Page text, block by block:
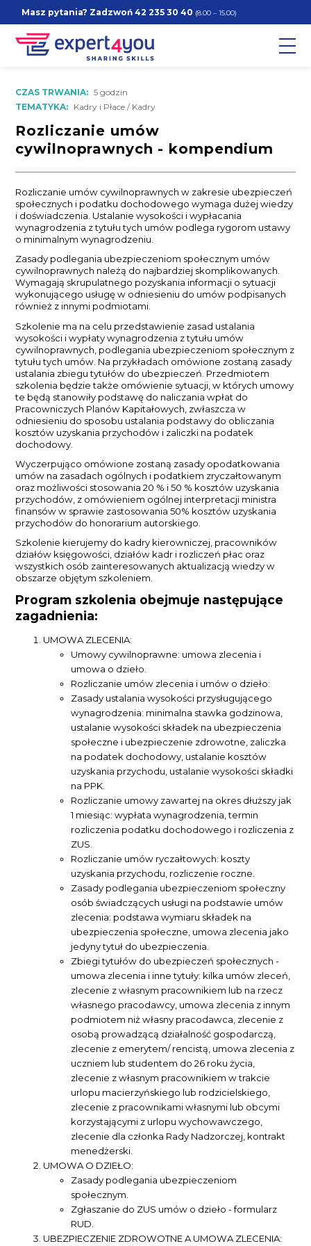
Masz pytania? Zadzwoń42 235 30 40 (8.00 – 15.00)
CZAS TRWANIA: 5 godzin
TEMATYKA: Kadry i Płace / Kadry
Rozliczanie umów
cywilnoprawnych - kompendium
Rozliczanie umów cywilnoprawnych w zakresie ubezpieczeń
społecznych i podatku dochodowego wymaga dużej wiedzy
i doświadczenia. Ustalanie wysokości i wypłacania
wynagrodzenia z tytułu tych umów podlega rygorom ustawy
o minimalnym wynagrodzeniu.
Zasady podlegania ubezpieczeniom społecznym umów
cywilnoprawnych należą do najbardziej skomplikowanych.
Wymagają skrupulatnego pozyskania informacji o sytuacji
wykonującego usługę w odniesieniu do umów podpisanych
również z innymi podmiotami.
Szkolenie ma na celu przedstawienie zasad ustalania
wysokości i wypłaty wynagrodzenia z tytułu umów
cywilnoprawnych, podlegania ubezpieczeniom społecznym z
tytułu tych umów. Na przykładach omówione zostaną zasady
ustalania zbiegu tytułów do ubezpieczeń. Przedmiotem
szkolenia będzie także omówienie sytuacji, w których umowy
te będą stanowiły podstawę do naliczania wpłat do
Pracowniczych Planów Kapitałowych, zwłaszcza w
odniesieniu do sposobu ustalania podstawy do obliczania
kosztów uzyskania przychodów i zaliczki na podatek
dochodowy.
Wyczerpująco omówione zostaną zasady opodatkowania
umów na zasadach ogólnych i podatkiem zryczałtowanym
oraz możliwości stosowania 20 % i 50 % kosztów uzyskania
przychodów, z omówieniem ogólnej interpretacji ministra
finansów w sprawie zastosowania 50% kosztów uzyskania
przychodów do honorarium autorskiego.
Szkolenie kierujemy do kadry kierowniczej, pracowników
działów księgowości, działów kadr i rozliczeń płac oraz
wszystkich osób zainteresowanych aktualizacją wiedzy w
obszarze objętym szkoleniem.
Program szkolenia obejmuje następujące
zagadnienia:
UMOWA ZLECENIA:
Umowy cywilnoprawne: umowa zlecenia i
umowa o dzieło.
Rozliczanie umów zlecenia i umów o dzieło:
Zasady ustalania wysokości przysługującego
wynagrodzenia: minimalna stawka godzinowa,
ustalanie wysokości składek na ubezpieczenia
społeczne i ubezpieczenie zdrowotne, zaliczka
na podatek dochodowy, ustalanie kosztów
uzyskania przychodu, ustalanie wysokości składki
na PPK.
Rozliczanie umowy zawartej na okres dłuższy jak
1 miesiąc: wypłata wynagrodzenia, termin
rozliczenia podatku dochodowego i rozliczenia z
ZUS.
Rozliczanie umów ryczałtowych: koszty
uzyskania przychodu, rozliczenie roczne.
Zasady podlegania ubezpieczeniom społeczny
osób świadczących usługi na podstawie umów
zlecenia: podstawa wymiaru składek na
ubezpieczenia społeczne, umowa zlecenia jako
jedyny tytuł do ubezpieczenia.
Zbiegi tytułów do ubezpieczeń społecznych -
umowa zlecenia i inne tytuły: kilka umów zleceń,
zlecenie z własnym pracownikiem lub na rzecz
własnego pracodawcy, umowa zlecenia z innym
podmiotem niż własny pracodawca, zlecenie z
osobą prowadzącą działalność gospodarczą,
zlecenie z emerytem/ rencistą, umowa zlecenia z
uczniem lub studentem do 26 roku życia,
zlecenie z własnym pracownikiem w trakcie
urlopu macierzyńskiego lub rodzicielskiego,
zlecenie z pracownikami własnymi lub obcymi
korzystającymi z urlopu wychowawczego,
zlecenie dla członka Rady Nadzorczej, kontrakt
menedżerski.
UMOWA O DZIEŁO:
Zasady podlegania ubezpieczeniom
społecznym.
Zgłaszanie do ZUS umów o dzieło - formularz
RUD.
UBEZPIECZENIE ZDROWOTNE A UMOWA ZLECENIA: